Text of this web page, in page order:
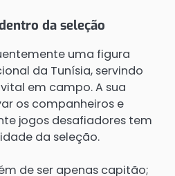
da seleção
uma figura
da Tunísia, servindo
em campo. A sua
os companheiros e
jogos desafiadores tem
da seleção.
de ser apenas capitão;